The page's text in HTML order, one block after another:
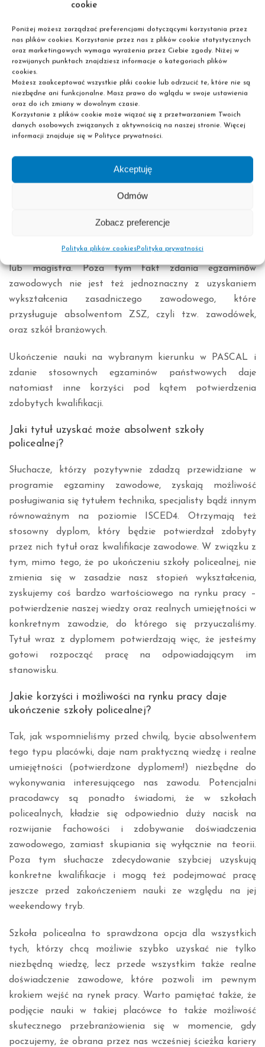
cookie
Poniżej możesz zarządzać preferencjami dotyczącymi korzystania przez
nas plików cookies. Korzystanie przez nas z plików cookie statystycznych
oraz marketingowych wymaga wyrażenia przez Ciebie zgody. Niżej w
rozwijanych punktach znajdziesz informacje o kategoriach plików
cookies.
Możesz zaakceptować wszystkie pliki cookie lub odrzucić te, które nie są
niezbędne ani funkcjonalne. Masz prawo do wglądu w swoje ustawienia
oraz do ich zmiany w dowolnym czasie.
Korzystanie z plików cookie może wiązać się z przetwarzaniem Twoich
danych osobowych związanych z aktywnością na naszej stronie. Więcej
informacji znajduje się w Polityce prywatności.
Akceptuję
Odmów
Zobacz preferencje
Polityka plików cookiesPolityka prywatności
korzystać ze zniżek w PKP czy komunikacji miejskiej. Nasi
słuchacze mają ponadto status ucznia, który pozwala
m.in. pobierać rentę rodzinną, nadal podlegać
ubezpieczeniu społecznemu rodziców, a co za tym idzie,
otrzymywać wyższe wynagrodzenie w pracy.
Jakie wykształcenie posiada absolwent szkoły
policealnej?
Obecnie, tj. po reformie systemu edukacji z 2017 roku,
placówki tego typu należą do szkół ponadpodstawowych.
Oznacza to, że ich absolwenci w dalszym ciągu posiadają
uzyskali je już po ukończeniu liceum bądź technikum, nie
wyłącznie tym, który uzyskali tytuł licencjata, inżyniera
lub magistra. Poza tym fakt zdania egzaminów
zawodowych nie jest też jednoznaczny z uzyskaniem
wykształcenia zasadniczego zawodowego, które
przysługuje absolwentom ZSZ, czyli tzw. zawodówek,
oraz szkół branżowych.
Ukończenie nauki na wybranym kierunku w PASCAL i
zdanie stosownych egzaminów państwowych daje
natomiast inne korzyści pod kątem potwierdzenia
zdobytych kwalifikacji.
Jaki tytuł uzyskać może absolwent szkoły
policealnej?
Słuchacze, którzy pozytywnie zdadzą przewidziane w
programie egzaminy zawodowe, zyskają możliwość
posługiwania się tytułem technika, specjalisty bądź innym
równoważnym na poziomie ISCED4. Otrzymają też
stosowny dyplom, który będzie potwierdzał zdobyty
przez nich tytuł oraz kwalifikacje zawodowe. W związku z
tym, mimo tego, że po ukończeniu szkoły policealnej, nie
zmienia się w zasadzie nasz stopień wykształcenia,
zyskujemy coś bardzo wartościowego na rynku pracy –
potwierdzenie naszej wiedzy oraz realnych umiejętności w
konkretnym zawodzie, do którego się przyuczaliśmy.
Tytuł wraz z dyplomem potwierdzają więc, że jesteśmy
gotowi rozpocząć pracę na odpowiadającym im
stanowisku.
Jakie korzyści i możliwości na rynku pracy daje
ukończenie szkoły policealnej?
Tak, jak wspomnieliśmy przed chwilą, bycie absolwentem
tego typu placówki, daje nam praktyczną wiedzę i realne
umiejętności (potwierdzone dyplomem!) niezbędne do
wykonywania interesującego nas zawodu. Potencjalni
pracodawcy są ponadto świadomi, że w szkołach
policealnych, kładzie się odpowiednio duży nacisk na
rozwijanie fachowości i zdobywanie doświadczenia
zawodowego, zamiast skupiania się wyłącznie na teorii.
Poza tym słuchacze zdecydowanie szybciej uzyskują
konkretne kwalifikacje i mogą też podejmować pracę
jeszcze przed zakończeniem nauki ze względu na jej
weekendowy tryb.
Szkoła policealna to sprawdzona opcja dla wszystkich
tych, którzy chcą możliwie szybko uzyskać nie tylko
niezbędną wiedzę, lecz przede wszystkim także realne
doświadczenie zawodowe, które pozwoli im pewnym
krokiem wejść na rynek pracy. Warto pamiętać także, że
podjęcie nauki w takiej placówce to także możliwość
skutecznego przebranżowienia się w momencie, gdy
poczujemy, że obrana przez nas wcześniej ścieżka kariery